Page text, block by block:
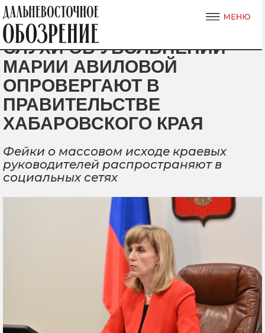
СЛУХИ ОБ УВОЛЬНЕНИИ
МАРИИ АВИЛОВОЙ
ОПРОВЕРГАЮТ В
ПРАВИТЕЛЬСТВЕ
ХАБАРОВСКОГО КРАЯ
Фейки о массовом исходе краевых
руководителей распространяют в
социальных сетях